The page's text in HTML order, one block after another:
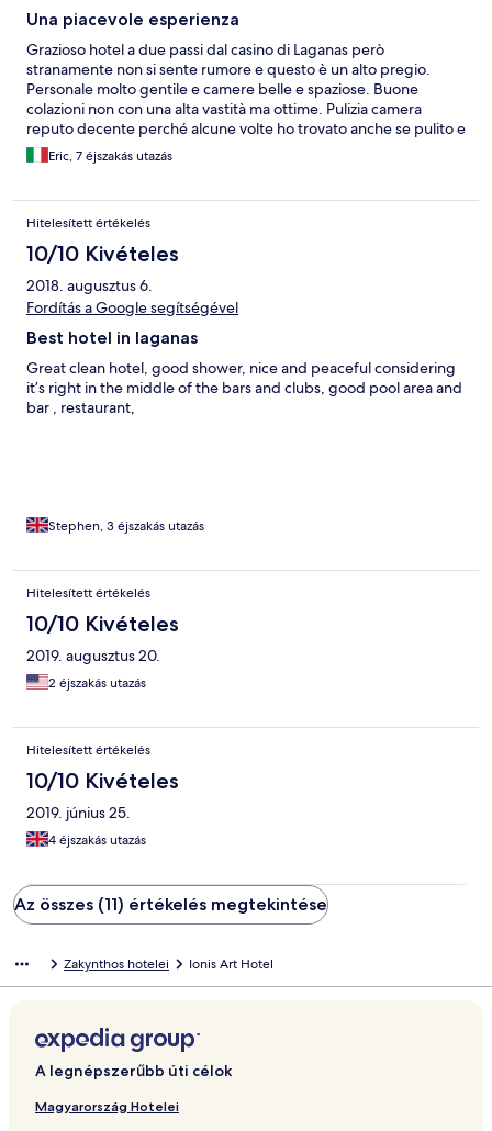
Una piacevole esperienza
Grazioso hotel a due passi dal casino di Laganas però
stranamente non si sente rumore e questo è un alto pregio.
Personale molto gentile e camere belle e spaziose. Buone
colazioni non con una alta vastità ma ottime. Pulizia camera
reputo decente perché alcune volte ho trovato anche se pulito e
profumato macchie nelle lenzuola o federe e questo non è
gradevole
Eric, 7 éjszakás utazás
Hitelesített értékelés
10/10 Kivételes
2018. augusztus 6.
Fordítás a Google segítségével
Best hotel in laganas
Great clean hotel, good shower, nice and peaceful considering
it’s right in the middle of the bars and clubs, good pool area and
bar , restaurant,
Stephen, 3 éjszakás utazás
Hitelesített értékelés
10/10 Kivételes
2019. augusztus 20.
2 éjszakás utazás
Hitelesített értékelés
10/10 Kivételes
2019. június 25.
4 éjszakás utazás
Az összes (11) értékelés megtekintése
Zakynthos hotelei Ionis Art Hotel
A legnépszerűbb úti célok
Magyarország Hotelei